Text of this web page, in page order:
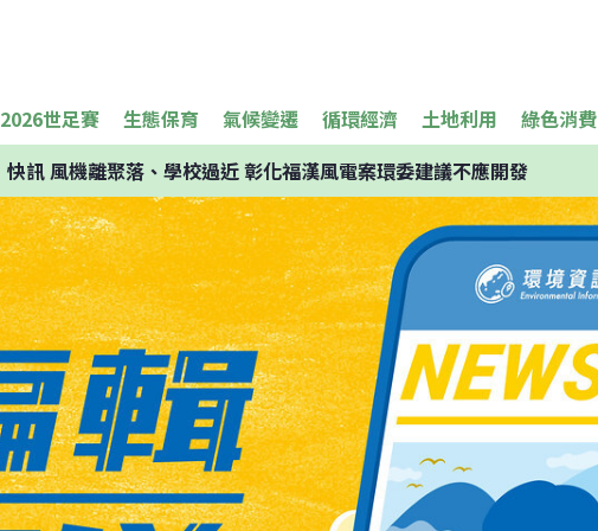
2026世足賽 生態保育 氣候變遷 循環經濟 土地利用 綠色消費
快訊風機離聚落、學校過近 彰化福漢風電案環委建議不應開發